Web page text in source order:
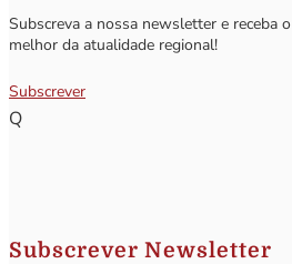
Subscreva a nossa newsletter e receba o
melhor da atualidade regional!
Subscrever
Q
Subscrever Newsletter